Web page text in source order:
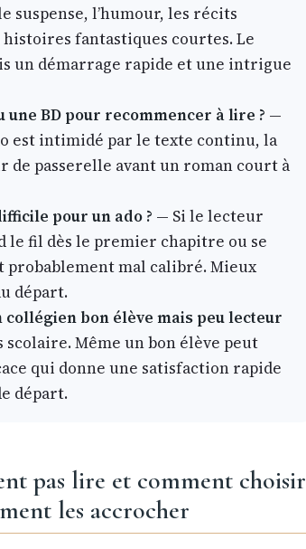
l’humour, les récits
fantastiques courtes. Le
un démarrage rapide et une intrigue
BD pour recommencer à lire ? —
est intimidé par le texte continu, la
de passerelle avant un roman court à
pour un ado ? — Si le lecteur
le fil dès le premier chapitre ou se
probablement mal calibré. Mieux
départ.
bon élève mais peu lecteur
Même un bon élève peut
qui donne une satisfaction rapide
départ.
pas lire et comment choisir
les accrocher